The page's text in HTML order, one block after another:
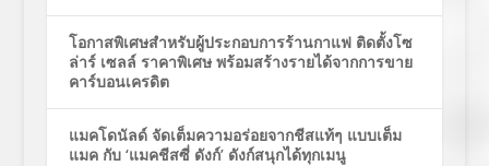
โอกาสพิเศษสำหรับผู้ประกอบการร้านกาแฟ ติดตั้งโซ
ล่าร์ เซลล์ ราคาพิเศษ พร้อมสร้างรายได้จากการขาย
คาร์บอนเครดิต
แมคโดนัลด์ จัดเต็มความอร่อยจากชีสแท้ๆ แบบเต็ม
แมค กับ ‘แมคชีสซี่ ดังก์’ ดังก์สนุกได้ทุกเมนู